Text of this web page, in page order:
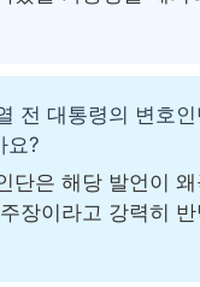
전 대통령의 변호
요?
단은 해당 발언이
장이라고 강력히 반